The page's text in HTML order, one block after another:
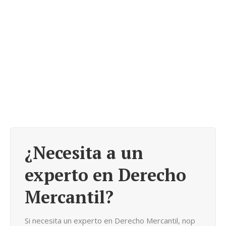
¿Necesita a un
experto en Derecho
Mercantil?
Si necesita un experto en Derecho Mercantil, nop